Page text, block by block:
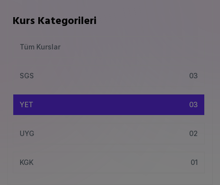
Kurs Kategorileri
Tüm Kurslar
SGS 03
YET 03
UYG 02
KGK 01